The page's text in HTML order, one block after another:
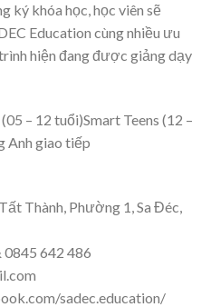
ký khóa học, học viên sẽ
Education cùng nhiều ưu
hiện đang được giảng dạy
– 12 tuổi)Smart Teens (12 –
Anh giao tiếp
Thành, Phường 1, Sa Đéc,
0845 642 486
sadec.education/